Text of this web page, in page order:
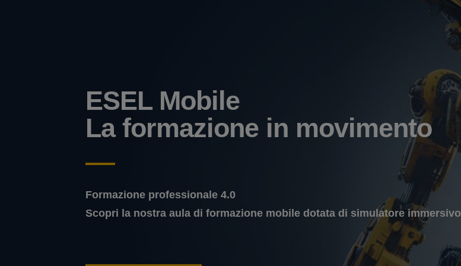
ESEL Mobile
La formazione in movimento
Formazione professionale 4.0
Scopri la nostra aula di formazione mobile dotata di simulatore immersivo